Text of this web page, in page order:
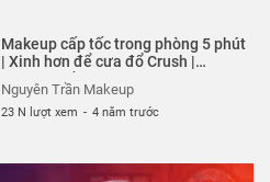
Makeup cấp tốc trong phòng 5 phút
| Xinh hơn để cưa đổ Crush |
Nguyên Trần Makeup
Nguyên Trần Makeup
23 N lượt xem - 4 năm trước